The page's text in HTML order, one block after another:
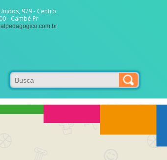
979 - Centro
- Cambé Pr